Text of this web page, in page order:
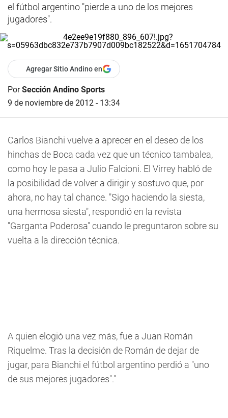
el fútbol argentino "pierde a uno de los mejores
jugadores".
Agregar Sitio Andino en
PorSección Andino Sports
9 de noviembre de 2012 - 13:34
Carlos Bianchi vuelve a aprecer en el deseo de los
hinchas de Boca cada vez que un técnico tambalea,
como hoy le pasa a Julio Falcioni. El Virrey habló de
la posibilidad de volver a dirigir y sostuvo que, por
ahora, no hay tal chance. "Sigo haciendo la siesta,
una hermosa siesta", respondió en la revista
"Garganta Poderosa" cuando le preguntaron sobre su
vuelta a la dirección técnica.
A quien elogió una vez más, fue a Juan Román
Riquelme. Tras la decisión de Román de dejar de
jugar, para Bianchi el fútbol argentino perdió a "uno
de sus mejores jugadores"."